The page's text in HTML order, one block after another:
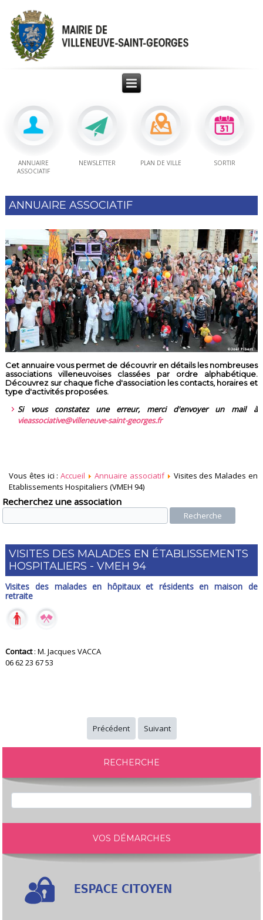
ANNUAIRE
ASSOCIATIF
NEWSLETTER PLAN DE VILLE SORTIR
ANNUAIRE ASSOCIATIF
Cet annuaire vous permet de découvrir en détails les nombreuses
associations villeneuvoises classées par ordre alphabétique.
Découvrez sur chaque fiche d'association les contacts, horaires et
type d'activités proposées.
Si vous constatez une erreur, merci d'envoyer un mail à
vieassociative@villeneuve-saint-georges.fr
Vous êtes ici : Accueil Annuaire associatif
Visites des Malades en
Etablissements Hospitaliers (VMEH 94)
Recherchez une association
Recherche
VISITES DES MALADES EN ÉTABLISSEMENTS
HOSPITALIERS - VMEH 94
Visites des malades en hôpitaux et résidents en maison de
retraite
Contact: M. Jacques VACCA
06 62 23 67 53
Précédent Suivant
RECHERCHE
VOS DÉMARCHES